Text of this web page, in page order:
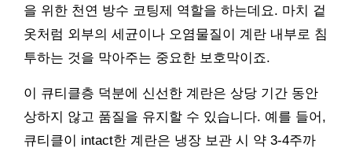
을 위한 천연 방수 코팅제 역할을 하는데요. 마치 겉
옷처럼 외부의 세균이나 오염물질이 계란 내부로 침
투하는 것을 막아주는 중요한 보호막이죠.
이 큐티클층 덕분에 신선한 계란은 상당 기간 동안
상하지 않고 품질을 유지할 수 있습니다. 예를 들어,
큐티클이 intact한 계란은 냉장 보관 시 약 3-4주까